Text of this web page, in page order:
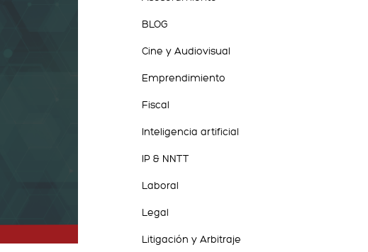
BLOG
Cine y Audiovisual
Emprendimiento
Fiscal
Inteligencia artificial
IP & NNTT
Laboral
Legal
Litigación y Arbitraje